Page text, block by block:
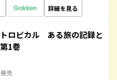
詳細を見る
ロピカル ある旅の記録と
1巻
売